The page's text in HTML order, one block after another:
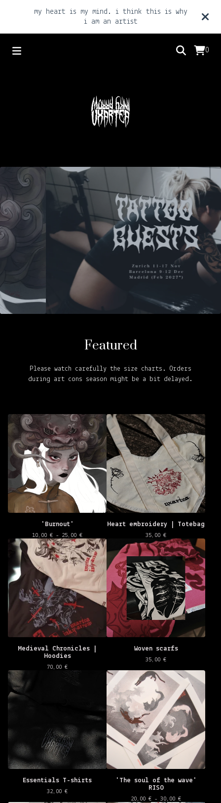
my heart is my mind. i think this is why
i am an artist
0
Featured
Please watch carefully the size charts. Orders
during art cons season might be a bit delayed.
'Burnout'
10,00 € - 25,00 €
Heart embroidery | Totebag
35,00 €
Medieval Chronicles |
Hoodies
70,00 €
Woven scarfs
35,00 €
Essentials T-shirts
32,00 €
'The soul of the wave'
RISO
20,00 € - 30,00 €